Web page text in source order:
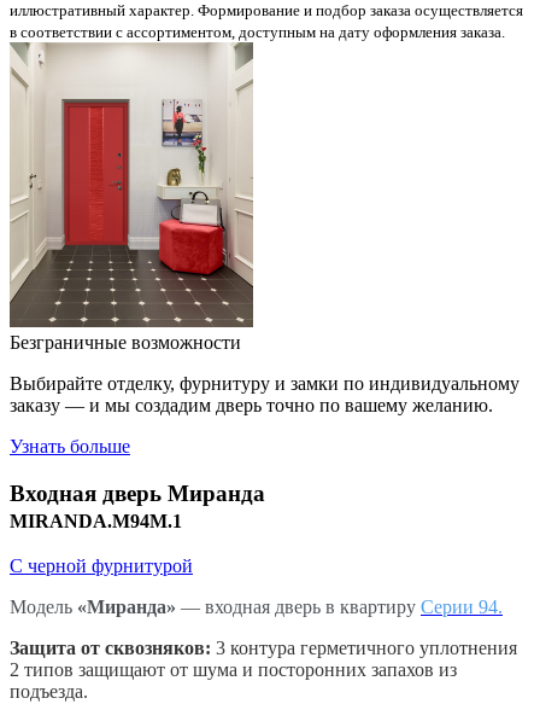
иллюстративный характер. Формирование и подбор заказа осуществляется
в соответствии с ассортиментом, доступным на дату оформления заказа.
Безграничные возможности
Выбирайте отделку, фурнитуру и замки по индивидуальному
заказу — и мы создадим дверь точно по вашему желанию.
Узнать больше
Входная дверь Миранда
MIRANDA.M94M.1
С черной фурнитурой
Модель «Миранда» — входная дверь в квартиру Серии 94.
Защита от сквозняков: 3 контура герметичного уплотнения
2 типов защищают от шума и посторонних запахов из
подъезда.